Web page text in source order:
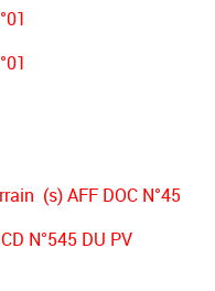
(s) AFF DOC N°45
N°545 DU PV